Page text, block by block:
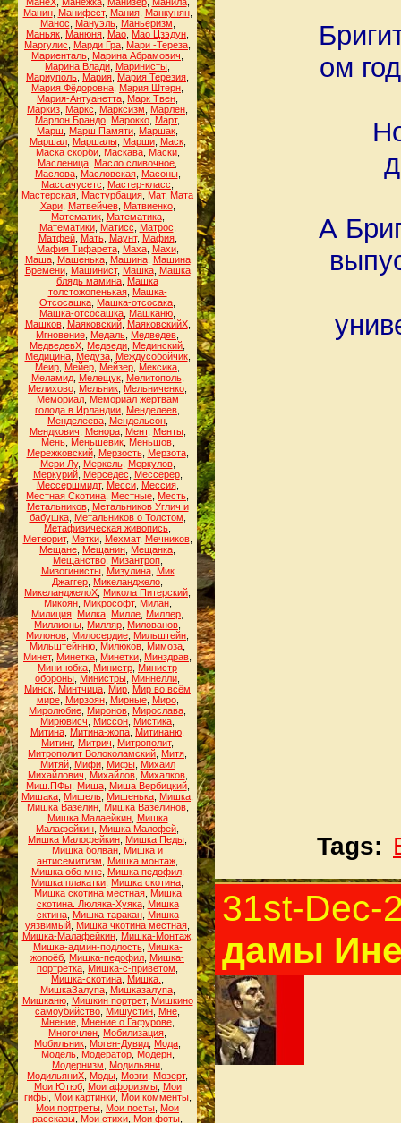
Манин, Манифест, Мания, Манкунян,
Манос
Мануэль, Маньеризм
Маньяк Манюня Мао Мао Цзэдун
Маргулис
Марди Гра Мари -Тереза
Мариенталь Марина Абрамович
Марина Влади Маринисты
Мариуполь Мария Мария Терезия
Мария Фёдоровна Мария Штерн
Мария-Антуанетта Марк Твен
Маркиз Маркс Марксизм Марлен
Марлон Брандо Марокко Март,
Марш
Марш Памяти Маршак
Маршал, Маршалы, Марши, Маск,
Маска скорби, Маскава, Маски,
Масленица Масло сливочное
Маслова, Масловская, Масоны,
Массачусетс
Мастер-класс
Мастерская Мастурбация Мат, Мата
Хари, Матвейчев, Матвиенко,
Математик, Математика,
Математики, Матисс Матрос
Матфей, Мать, Маунт, Мафия,
Мафия Тифарета, Маха, Махи,
Маша, Машенька, Машина, Машина
Времени, Машинист, Машка, Машка
блядь мамина Машка
толстожопенькая, Машка-
Отсосашка Машка-отсосака
Машка-отсосашка Машканю
Машков, Маяковский, МаяковскийХ,
Мгновение Медаль Медведев
МедведевХ Медведи Мединский
Медицина, Медуза, Междусобойчик,
Меир Мейер Мейзер Мексика
Меламид, Мелещук, Мелитополь,
Мелихово Мельник Мельниченко
Мемориал, Мемориал жертвам
голода в Ирландии Менделеев
Менделеева, Мендельсон,
Мендкович
Менора, Мент, Менты,
Мень, Меньшевик, Меньшов,
Мережковский, Мерзость, Мерзота,
Мери Лу, Меркель, Меркулов,
Меркурий, Мерседес Мессерер,
Мессершмидт, Месси, Мессия,
Местная Скотина Местные Месть
Метальников, Метальников Углич и
бабушка, Метальников о Толстом
Метафизическая живопись
Метеорит, Метки, Мехмат, Мечников,
Мещане Мещанин Мещанка
Мещанство, Мизантроп,
Мизогинисты, Мизулина, Мик
Джаггер Микеланджело
МикеланджелоХ Микола Питерский
Микоян, Микрософт, Милан,
Милиция Милка Милле Миллер
Миллионы Милляр Милованов
Милонов Милосердие Мильштейн
Мильштейнню Милюков Мимоза
Минет, Минетка Минетки Минздрав
Мини-юбка Министр Министр
обороны Министры Миннелли
Минск Минтчица Мир Мир во всём
мире, Мирзоян, Мирные, Миро,
Миролюбие Миронов Мирослава
Мирювисч
Миссон Мистика
Митина Митина-жопа Митинаню
Митинг, Митрич Митрополит,
Митрополит Волоколамский Митя
Митяй, Мифи, Мифы, Михаил
Михайлович
Михайлов, Михалков,
Миш.ПФы, Миша, Миша Вербицкий,
Мишака Мишель Мишенька Мишка
Мишка Вазелин, Мишка Вазелинов,
Мишка Малаейкин, Мишка
Малафейкин Мишка Малофей
Мишка Малофейкин Мишка Педы
Мишка болван Мишка и
антисемитизм
Мишка монтаж
Мишка обо мне, Мишка педофил,
Мишка плакатки Мишка скотина
Мишка скотина местная, Мишка
скотина. Люляка-Хуяка, Мишка
сктина, Мишка таракан, Мишка
уязвимый Мишка чкотина местная
Мишка-Малафейкин, Мишка-Монтаж,
Мишка-админ-подлость, Мишка-
жопоёб Мишка-педофил Мишка-
портретка Мишка-с-приветом
Мишка-скотина Мишка.
МишкаЗалупа, Мишказалупа,
Мишканю, Мишкин портрет, Мишкино
самоубийство Мишустин Мне
Мнение, Мнение о Гафурове,
Многочлен Мобилизация
Мобильник Моген-Дувид Мода
Модель, Модератор, Модерн,
Модернизм
Модильяни
МодильяниХ Моды Мозги Мозерт,
Мои Ютюб, Мои афоризмы, Мои
гифы, Мои картинки, Мои комменты,
Мои портреты Мои посты Мои
рассказы Мои стихи Мои фоты
ом
А
Tags:
31st-Dec-
дамы